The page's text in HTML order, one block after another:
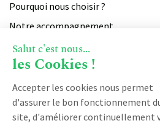
Pourquoi nous choisir ?
Notre accompagnement
Qui sommes-nous ?
Devenir partenaire
Notre certification qualiopi
PRODUIT
Salut c'est nous...
les Cookies !
Accepter les cookies nous permet
d'assurer le bon fonctionnement
site, d'améliorer continuellement